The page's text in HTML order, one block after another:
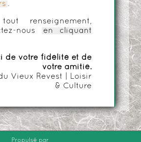
.
renseignement,
nous
en cliquant
de votre fidélité et de
votre amitié.
Vieux Revest | Loisir
& Culture
Propulsé par